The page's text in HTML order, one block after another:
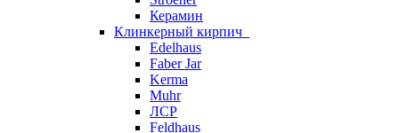
Керамин
Клинкерный кирпич
Edelhaus
Faber Jar
Kerma
Muhr
ЛСР
Feldhaus